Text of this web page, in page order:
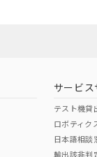
サービス
テスト機貸
ロボティク
日本語相談
輸出該非判